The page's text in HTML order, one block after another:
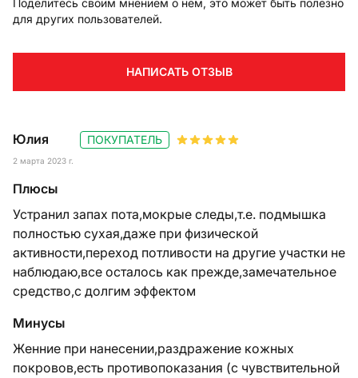
Юлия
2 марта 2023 г.
ПОКУПАТЕЛЬ
Плюсы
Устранил запах пота,мокрые следы,т.е. подмышка
полностью сухая,даже при физической
активности,переход потливости на другие участки не
наблюдаю,все осталось как прежде,замечательное
средство,с долгим эффектом
Минусы
Женние при нанесении,раздражение кожных
покровов,есть противопоказания (с чувствительной
Поделитесь своим мнением о нём, это может быть полезно
для других пользователей.
НАПИСАТЬ ОТЗЫВ